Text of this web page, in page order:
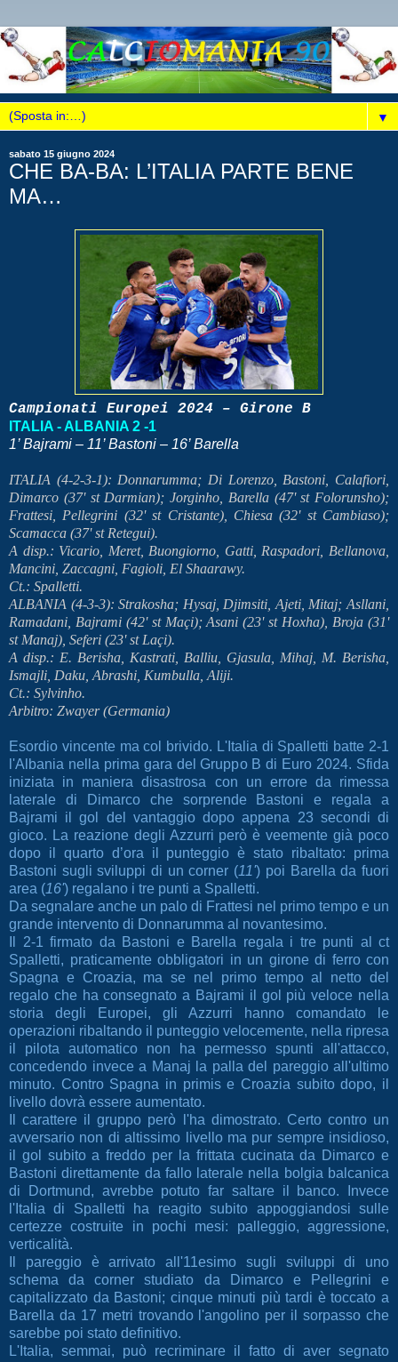
▼
sabato 15 giugno 2024
CHE BA-BA: L’ITALIA PARTE BENE
MA…
Campionati Europei 2024 – Girone B
ITALIA - ALBANIA 2 -1
1’ Bajrami – 11’ Bastoni – 16’ Barella
ITALIA (4-2-3-1): Donnarumma; Di Lorenzo, Bastoni, Calafiori,
Dimarco (37' st Darmian); Jorginho, Barella (47' st Folorunsho);
Frattesi, Pellegrini (32' st Cristante), Chiesa (32' st Cambiaso);
Scamacca (37' st Retegui).
A disp.: Vicario, Meret, Buongiorno, Gatti, Raspadori, Bellanova,
Mancini, Zaccagni, Fagioli, El Shaarawy.
Ct.: Spalletti.
ALBANIA (4-3-3): Strakosha; Hysaj, Djimsiti, Ajeti, Mitaj; Asllani,
Ramadani, Bajrami (42' st Maçi); Asani (23' st Hoxha), Broja (31'
st Manaj), Seferi (23' st Laçi).
A disp.: E. Berisha, Kastrati, Balliu, Gjasula, Mihaj, M. Berisha,
Ismajli, Daku, Abrashi, Kumbulla, Aliji.
Ct.: Sylvinho.
Arbitro: Zwayer (Germania)
Esordio vincente ma col brivido. L'Italia di Spalletti batte 2-1
l'Albania nella prima gara del Gruppo B di Euro 2024. Sfida
iniziata in maniera disastrosa con un errore da rimessa
laterale di Dimarco che sorprende Bastoni e regala a
Bajrami il gol del vantaggio dopo appena 23 secondi di
gioco. La reazione degli Azzurri però è veemente già poco
dopo il quarto d’ora il punteggio è stato ribaltato: prima
Bastoni sugli sviluppi di un corner (11') poi Barella da fuori
area (16') regalano i tre punti a Spalletti.
Da segnalare anche un palo di Frattesi nel primo tempo e un
grande intervento di Donnarumma al novantesimo.
Il 2-1 firmato da Bastoni e Barella regala i tre punti al ct
Spalletti, praticamente obbligatori in un girone di ferro con
Spagna e Croazia, ma se nel primo tempo al netto del
regalo che ha consegnato a Bajrami il gol più veloce nella
storia degli Europei, gli Azzurri hanno comandato le
operazioni ribaltando il punteggio velocemente, nella ripresa
il pilota automatico non ha permesso spunti all'attacco,
concedendo invece a Manaj la palla del pareggio all'ultimo
minuto. Contro Spagna in primis e Croazia subito dopo, il
livello dovrà essere aumentato.
Il carattere il gruppo però l'ha dimostrato. Certo contro un
avversario non di altissimo livello ma pur sempre insidioso,
il gol subito a freddo per la frittata cucinata da Dimarco e
Bastoni direttamente da fallo laterale nella bolgia balcanica
di Dortmund, avrebbe potuto far saltare il banco. Invece
l'Italia di Spalletti ha reagito subito appoggiandosi sulle
certezze costruite in pochi mesi: palleggio, aggressione,
verticalità.
Il pareggio è arrivato all'11esimo sugli sviluppi di uno
schema da corner studiato da Dimarco e Pellegrini e
capitalizzato da Bastoni; cinque minuti più tardi è toccato a
Barella da 17 metri trovando l'angolino per il sorpasso che
sarebbe poi stato definitivo.
L'Italia, semmai, può recriminare il fatto di aver segnato